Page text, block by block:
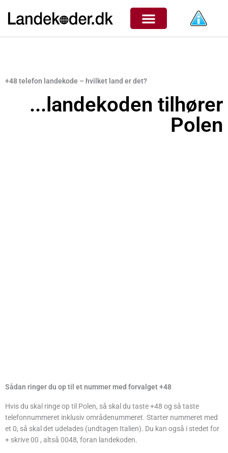
indholdet
+48 telefon landekode – hvilket land er det?
...landekoden tilhører
Polen
Sådan ringer du op til et nummer med forvalget +48
Hvis du skal ringe op til Polen, så skal du taste +48 og så taste
telefonnummeret inklusiv områdenummeret. Starter nummeret med
et 0, så skal det udelades (undtagen Italien). Du kan også i stedet for
+ skrive 00 , altså 0048, foran landekoden.